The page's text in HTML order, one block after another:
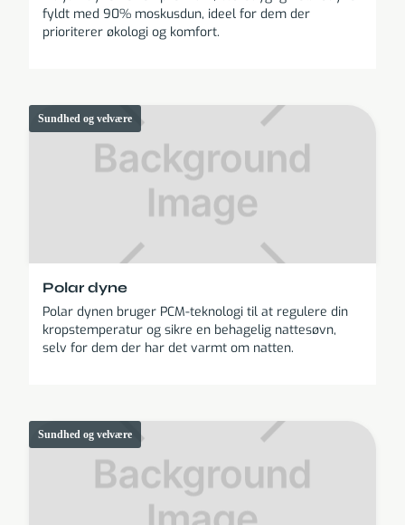
fyldt med 90% moskusdun, ideel for dem der
prioriterer økologi og komfort.
Polar dyne
Polar dynen bruger PCM-teknologi til at regulere din
kropstemperatur og sikre en behagelig nattesøvn,
selv for dem der har det varmt om natten.
Sundhed og velvære
Sundhed og velvære